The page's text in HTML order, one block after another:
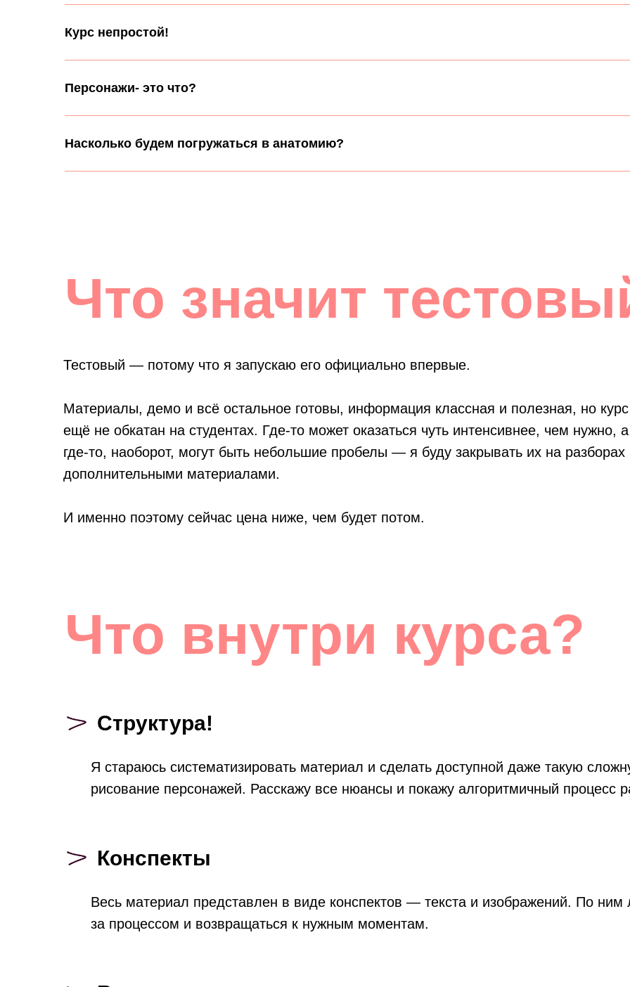
Курс непростой!
Персонажи- это что?
Насколько будем погружаться в анатомию?
Что значит
Тестовый — потому что я запускаю его официально впервые.
Материалы, демо и всё остальное готовы, информация классная и полезная, но курс
ещё не обкатан на студентах. Где-то может оказаться чуть интенсивнее, чем нужно, а
где-то, наоборот, могут быть небольшие пробелы — я буду закрывать их на разборах
дополнительными материалами.
И именно поэтому сейчас цена ниже, чем будет потом.
Что внутри курса?
Структура!
Я стараюсь систематизировать материал и сделать доступной даже такую
рисование персонажей. Расскажу все нюансы и покажу алгоритмичный процесс
Конспекты
Весь материал представлен в виде конспектов — текста и изображений. По ним
за процессом и возвращаться к нужным моментам.